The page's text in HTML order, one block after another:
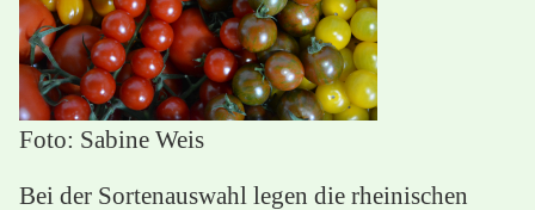
Foto: Sabine Weis
Bei der Sortenauswahl legen die rheinischen